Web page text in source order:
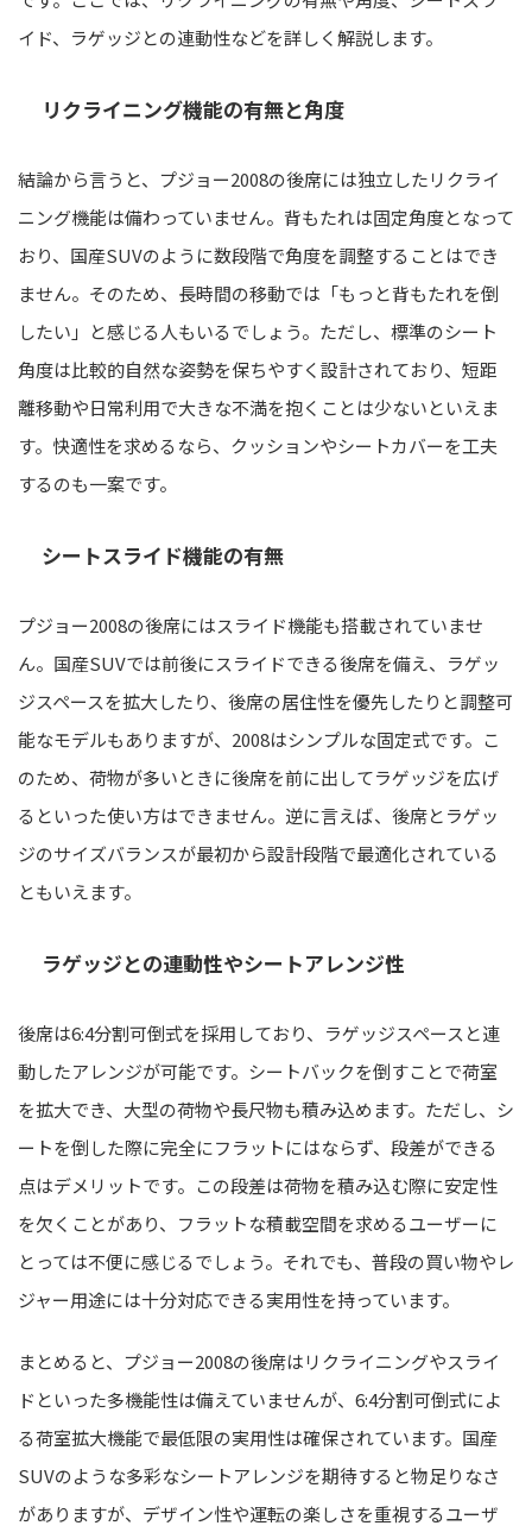
イド、ラゲッジとの連動性などを詳しく解説します。
リクライニング機能の有無と角度
結論から言うと、プジョー2008の後席には独立したリクライ
ニング機能は備わっていません。背もたれは固定角度となって
おり、国産SUVのように数段階で角度を調整することはでき
ません。そのため、長時間の移動では「もっと背もたれを倒
したい」と感じる人もいるでしょう。ただし、標準のシート
角度は比較的自然な姿勢を保ちやすく設計されており、短距
離移動や日常利用で大きな不満を抱くことは少ないといえま
す。快適性を求めるなら、クッションやシートカバーを工夫
するのも一案です。
シートスライド機能の有無
プジョー2008の後席にはスライド機能も搭載されていませ
ん。国産SUVでは前後にスライドできる後席を備え、ラゲッ
ジスペースを拡大したり、後席の居住性を優先したりと調整可
能なモデルもありますが、2008はシンプルな固定式です。こ
のため、荷物が多いときに後席を前に出してラゲッジを広げ
るといった使い方はできません。逆に言えば、後席とラゲッ
ジのサイズバランスが最初から設計段階で最適化されている
ともいえます。
ラゲッジとの連動性やシートアレンジ性
後席は6:4分割可倒式を採用しており、ラゲッジスペースと連
動したアレンジが可能です。シートバックを倒すことで荷室
を拡大でき、大型の荷物や長尺物も積み込めます。ただし、シ
ートを倒した際に完全にフラットにはならず、段差ができる
点はデメリットです。この段差は荷物を積み込む際に安定性
を欠くことがあり、フラットな積載空間を求めるユーザーに
とっては不便に感じるでしょう。それでも、普段の買い物やレ
ジャー用途には十分対応できる実用性を持っています。
まとめると、プジョー2008の後席はリクライニングやスライ
ドといった多機能性は備えていませんが、6:4分割可倒式によ
る荷室拡大機能で最低限の実用性は確保されています。国産
SUVのような多彩なシートアレンジを期待すると物足りなさ
がありますが、デザイン性や運転の楽しさを重視するユーザ